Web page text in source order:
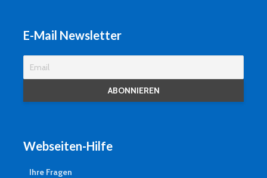
E-Mail Newsletter
Webseiten-Hilfe
Ihre Fragen